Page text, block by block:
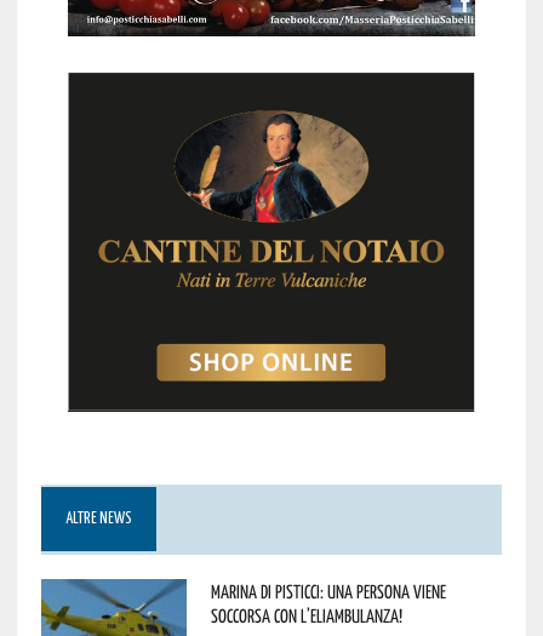
ALTRE NEWS
Marina di Pisticci: una persona viene
soccorsa con l’eliambulanza!